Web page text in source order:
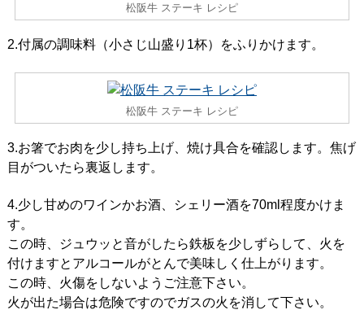
松阪牛 ステーキ レシピ
2.付属の調味料（小さじ山盛り1杯）をふりかけます。
松阪牛 ステーキ レシピ
3.お箸でお肉を少し持ち上げ、焼け具合を確認します。焦げ
目がついたら裏返します。
4.少し甘めのワインかお酒、シェリー酒を70ml程度かけま
す。
この時、ジュウッと音がしたら鉄板を少しずらして、火を
付けますとアルコールがとんで美味しく仕上がります。
この時、火傷をしないようご注意下さい。
火が出た場合は危険ですのでガスの火を消して下さい。